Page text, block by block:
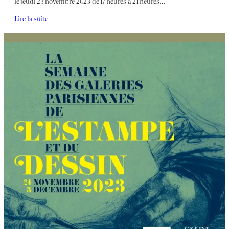
Lire la suite